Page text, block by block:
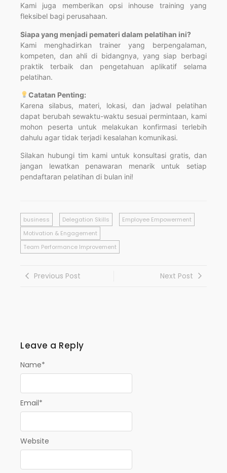
Kami juga memberikan opsi inhouse training yang
fleksibel bagi perusahaan.
Siapa yang menjadi pemateri dalam pelatihan ini?
Kami menghadirkan trainer yang berpengalaman,
kompeten, dan ahli di bidangnya, yang siap berbagi
praktik terbaik dan pengetahuan aplikatif selama
pelatihan.
Catatan Penting:
Karena silabus, materi, lokasi, dan jadwal pelatihan
dapat berubah sewaktu-waktu sesuai permintaan, kami
mohon peserta untuk melakukan konfirmasi terlebih
dahulu agar tidak terjadi kesalahan komunikasi.
Silakan hubungi tim kami untuk konsultasi gratis, dan
jangan lewatkan penawaran menarik untuk setiap
pendaftaran pelatihan di bulan ini!
business Delegation Skills
Employee Empowerment
Motivation & Engagement
Team Performance Improvement
Previous Post Next Post
Leave a Reply
Name*
Email*
Website